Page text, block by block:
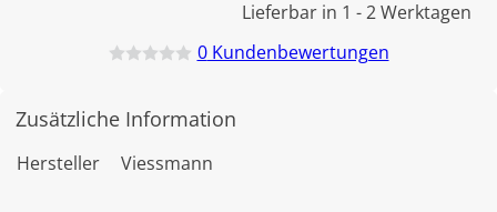
Lieferbar in 1 - 2 Werktagen
e
0Kundenbewertungen
Zusätzliche Information
Hersteller Viessmann